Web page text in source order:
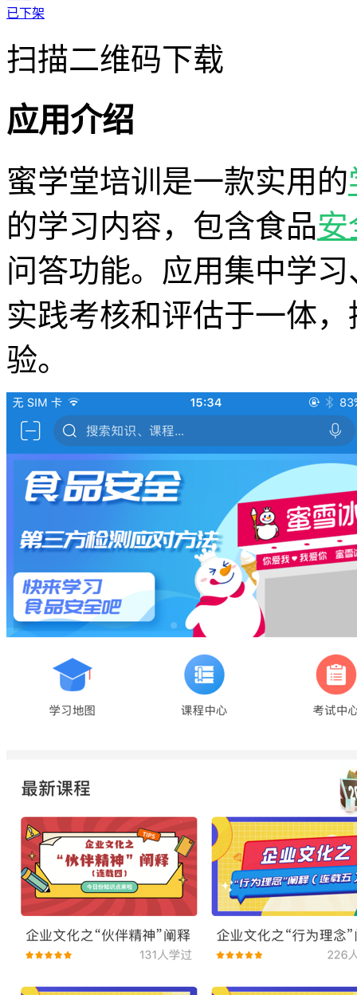
已下架
扫描二维码下载
应用介绍
蜜学堂培训是一款实用的
的学习内容，包含食品安
问答功能。应用集中学
实践考核和评估于一体
验。